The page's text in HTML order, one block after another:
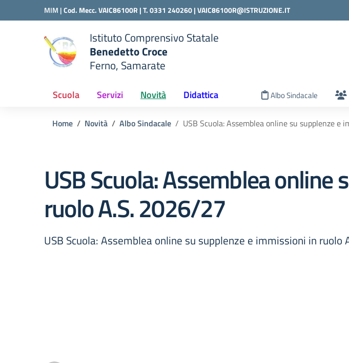
Vai ai contenuti
Vai al menu di navigazione
MIM |Cod. Mecc. VAIC86100R | T. 0331 240260 |VAIC86100R@ISTRUZIONE.IT
scuola
Istituto Comprensivo Statale
Benedetto Croce
Ferno, Samarate
Scuola Servizi Novità Didattica Albo Sindacale
Home Novità Albo Sindacale USB Scuola: Assemblea online su supplenze
USB Scuola: Assemblea
ruolo A.S. 2026/27
USB Scuola: Assemblea online su supplenze e immissioni in ruolo